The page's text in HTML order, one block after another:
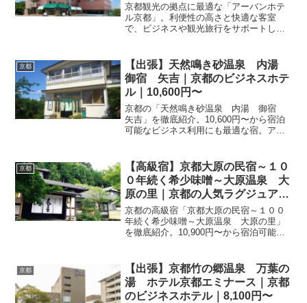
京都観光の拠点に最適な「アーバンホテ
ル京都」。利便性の高さと快適な客室
で、ビジネスや観光旅行をサポートしま
ましょう。
京都
【出張】天然鳴き砂温泉 内湯
御宿 矢吉｜京都のビジネスホテ
ル｜10,600円〜
京都の「天然鳴き砂温泉 内湯 御宿
矢吉」を徹底紹介。10,600円〜から宿泊
可能なビジネス利用にも最適な宿。アク
京都
【高級宿】京都大原の民宿～１０
０年続く希少味噌～大原温泉 大
原の里｜京都の人気ラグジュアリ
ー｜10,900円〜
京都の高級宿「京都大原の民宿～１００
年続く希少味噌～大原温泉 大原の里」
を徹底紹介。10,900円〜から宿泊可能、
待・贅沢な旅行におすすめ。
京都
【出張】京都竹の郷温泉 万葉の
湯 ホテル京都エミナース｜京都
のビジネスホテル｜8,100円〜